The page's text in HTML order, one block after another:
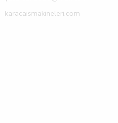
karacaismakineleri.com